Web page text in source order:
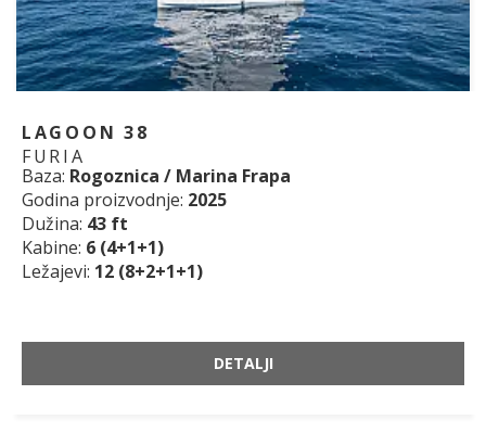
LAGOON 38
FURIA
Baza: Rogoznica / Marina Frapa
Godina proizvodnje: 2025
Dužina: 43 ft
Kabine: 6 (4+1+1)
Ležajevi: 12 (8+2+1+1)
DETALJI